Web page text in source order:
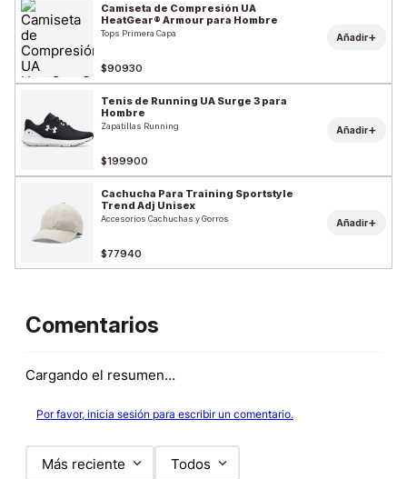
Camiseta de Compresión UA
HeatGear® Armour para Hombre
Tops Primera Capa
$90930
Añadir+
Tenis de Running UA Surge 3 para
Hombre
Zapatillas Running
$199900
Añadir+
Cachucha Para Training Sportstyle
Trend Adj Unisex
Accesorios Cachuchas y Gorros
$77940
Añadir+
Comentarios
Cargando el resumen…
Por favor, inicia sesión para escribir un comentario.
Más reciente Todos